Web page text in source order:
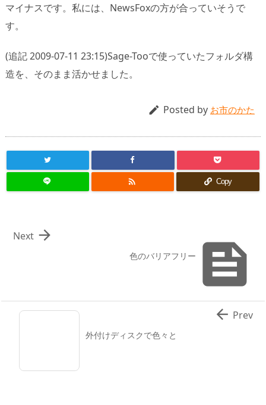
マイナスです。私には、NewsFoxの方が合っていそうで
す。
(追記 2009-07-11 23:15)Sage-Tooで使っていたフォルダ構
造を、そのまま活かせました。
 Posted by お市のかた
 Copy

色のバリアフリー

Next
外付けディスクで色々と
 Prev